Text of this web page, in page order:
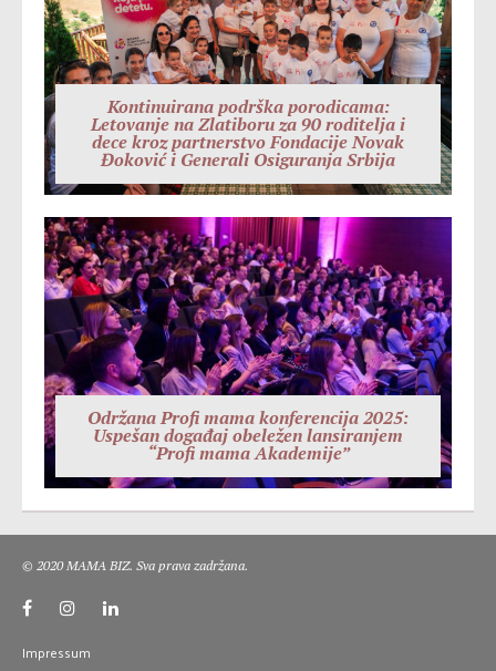
Kontinuirana podrška porodicama:
Letovanje na Zlatiboru za 90 roditelja i
dece kroz partnerstvo Fondacije Novak
Đoković i Generali Osiguranja Srbija
Održana Profi mama konferencija 2025:
Uspešan događaj obeležen lansiranjem
“Profi mama Akademije”
© 2020 MAMA BIZ. Sva prava zadržana.
Impressum